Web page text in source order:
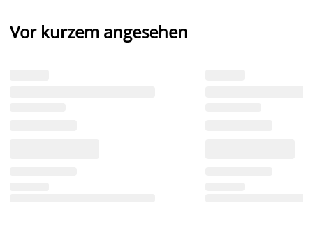
Vor kurzem angesehen